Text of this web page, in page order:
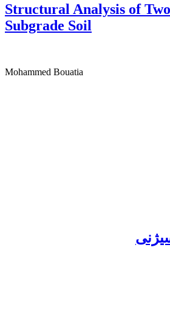
Structural Analysis of
Subgrade Soil
Mohammed Bouatia